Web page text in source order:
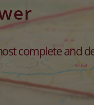
complete and